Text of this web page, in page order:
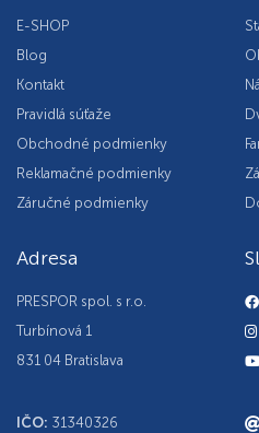
E-SHOP
Blog
Kontakt
Pravidlá súťaže
Obchodné podmienky
Reklamačné podmienky
Záručné podmienky
Adresa
PRESPOR spol. s r.o.
Turbínová 1
831 04 Bratislava
IČO: 31340326